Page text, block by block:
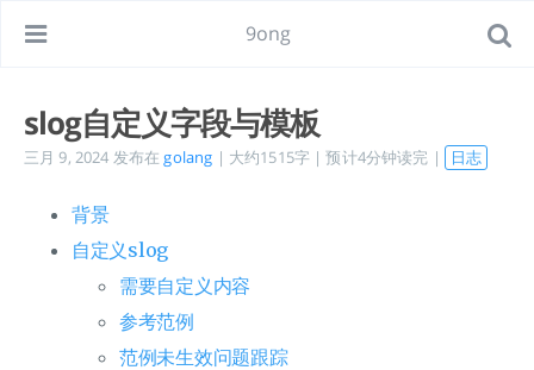
9ong
slog自定义字段与模板
三月 9, 2024 发布在 golang | 大约1515字 | 预计4分钟读完 | 日志
背景
自定义slog
需要自定义内容
参考范例
范例未生效问题跟踪